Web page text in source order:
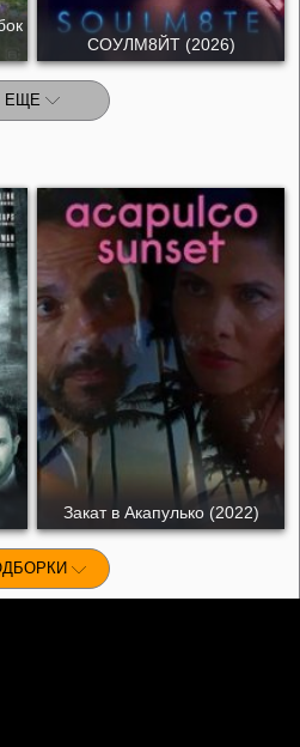
СОУЛМ8ЙТ (2026)
ЕЩЕ
Закат в Акапулько (2022)